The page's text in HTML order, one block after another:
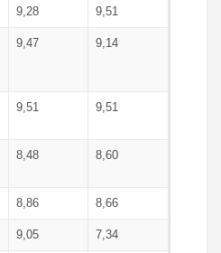
9,28 9,51
9,47 9,14
9,51 9,51
8,48 8,60
8,86 8,66
9,05 7,34